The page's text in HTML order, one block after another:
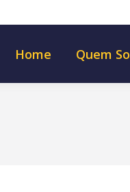
Home Quem